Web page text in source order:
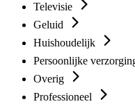
Televisie
Geluid
Huishoudelijk
Persoonlijke
Overig
Professioneel